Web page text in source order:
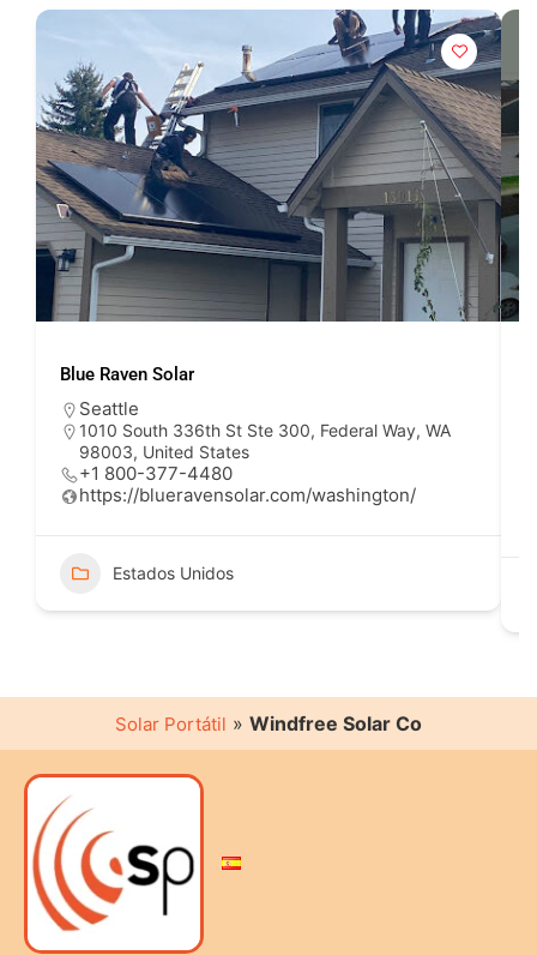
Blue Raven Solar
Seattle
1010 South 336th St Ste 300, Federal Way, WA
98003, United States
+1 800-377-4480
https://blueravensolar.com/washington/
Estados Unidos
Solar Portátil » Windfree Solar Co